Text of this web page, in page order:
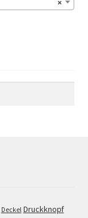
×
Deckel Druckknopf